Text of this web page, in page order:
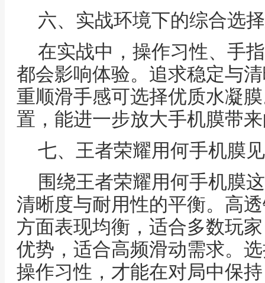
六、实战环境下的综合选
在实战中，操作习性、手
都会影响体验。追求稳定与
重顺滑手感可选择优质水凝
置，能进一步放大手机膜带
七、王者荣耀用何手机膜
围绕王者荣耀用何手机膜
清晰度与耐用性的平衡。高
方面表现均衡，适合多数玩
优势，适合高频滑动需求。
操作习性，才能在对局中保